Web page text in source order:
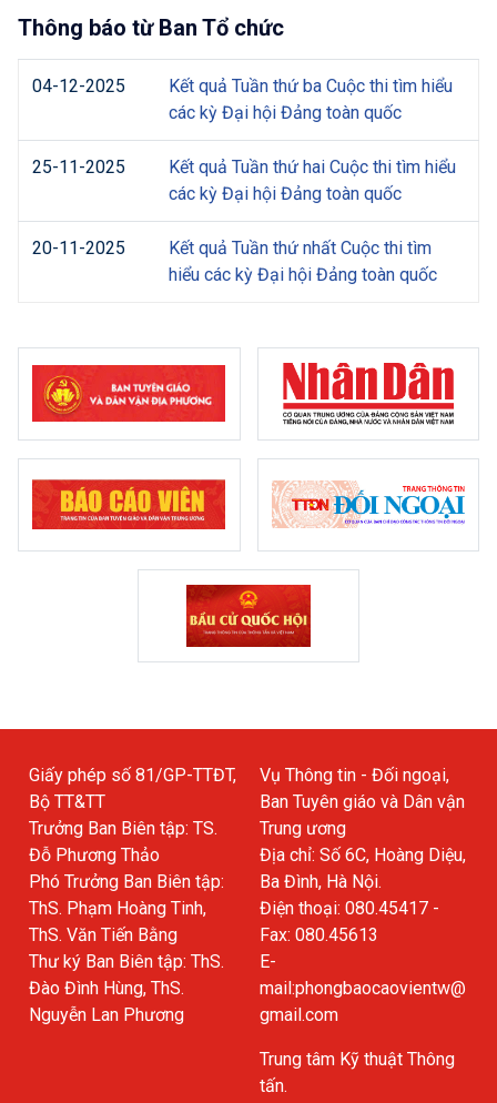
Thông báo từ Ban Tổ chức
04-12-2025
Kết quả Tuần thứ ba Cuộc thi tìm hiểu
các kỳ Đại hội Đảng toàn quốc
25-11-2025
Kết quả Tuần thứ hai Cuộc thi tìm hiểu
các kỳ Đại hội Đảng toàn quốc
20-11-2025
Kết quả Tuần thứ nhất Cuộc thi tìm
hiểu các kỳ Đại hội Đảng toàn quốc
Giấy phép số 81/GP-TTĐT,
Bộ TT&TT
Trưởng Ban Biên tập: TS.
Đỗ Phương Thảo
Phó Trưởng Ban Biên tập:
ThS. Phạm Hoàng Tinh,
ThS. Văn Tiến Bằng
Thư ký Ban Biên tập: ThS.
Đào Đình Hùng, ThS.
Nguyễn Lan Phương
Vụ Thông tin - Đối ngoại,
Ban Tuyên giáo và Dân vận
Trung ương
Địa chỉ: Số 6C, Hoàng Diệu,
Ba Đình, Hà Nội.
Điện thoại: 080.45417 -
Fax: 080.45613
E-
mail:phongbaocaovientw@
gmail.com
Trung tâm Kỹ thuật Thông
tấn.